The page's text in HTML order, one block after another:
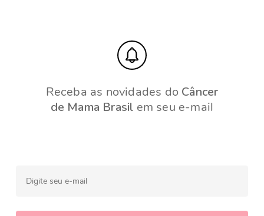
Receba as novidades do Câncer
de Mama Brasil em seu e-mail